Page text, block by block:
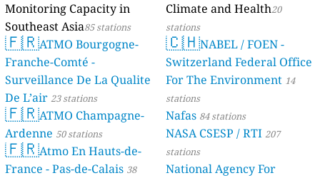
Monitoring Capacity in
Southeast Asia85 stations
🇫🇷ATMO Bourgogne-
Franche-Comté -
Surveillance De La Qualite
De L’air 23 stations
🇫🇷ATMO Champagne-
Ardenne 50 stations
🇫🇷Atmo En Hauts-de-
France - Pas-de-Calais 38
Climate and Health20
stations
🇨🇭NABEL / FOEN -
Switzerland Federal Office
For The Environment 14
stations
Nafas 84 stations
NASA CSESP / RTI 207
stations
National Agency For